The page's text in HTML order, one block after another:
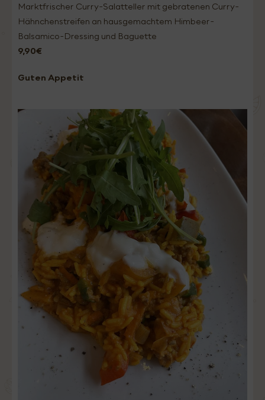
Marktfrischer Curry-Salatteller mit gebratenen Curry-
Hähnchenstreifen an hausgemachtem Himbeer-
Balsamico-Dressing und Baguette
9,90€
Guten Appetit